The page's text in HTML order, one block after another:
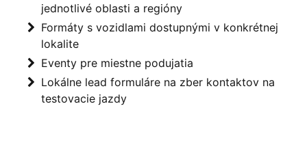
jednotlivé oblasti a regióny
Formáty s vozidlami dostupnými v konkrétnej
lokalite
Eventy pre miestne podujatia
Lokálne lead formuláre na zber kontaktov na
testovacie jazdy